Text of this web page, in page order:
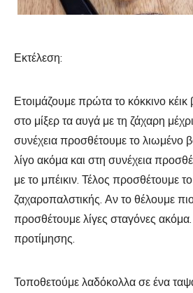
Εκτέλεση:
Ετοιμάζουμε πρώτα το κόκκινο
στο μίξερ τα αυγά με τη ζάχαρη
συνέχεια προσθέτουμε το λιωμένο
λίγο ακόμα και στη συνέχεια
με το μπέικιν. Τέλος προσθέτουμε
ζαχαροπαλστικής. Αν το θέλουμε
προσθέτουμε λίγες σταγόνες
προτίμησης.
Τοποθετούμε λαδόκολλα σε ένα